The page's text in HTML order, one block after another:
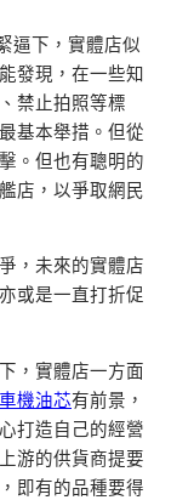
逼下，實體店似
發現，在一些知
禁止拍照等標
基本舉措。但從
。但也有聰明的
店，以爭取網民
，未來的實體店
或是一直打折促
，實體店一方面
機油芯有前景，
打造自己的經營
游的供貨商提要
即有的品種要得